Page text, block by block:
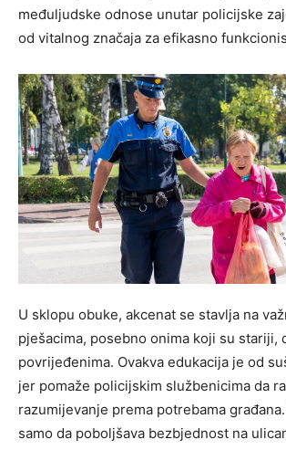
međuljudske odnose unutar policijske
od vitalnog značaja za efikasno
U sklopu obuke, akcenat se stavlja na
pješacima, posebno onima koji su stariji,
povrijeđenima. Ovakva edukacija je od
jer pomaže policijskim službenicima da
razumijevanje prema potrebama
samo da poboljšava bezbjednost na